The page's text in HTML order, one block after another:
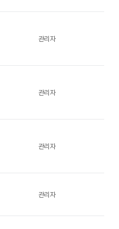
관리자
관리자
관리자
관리자